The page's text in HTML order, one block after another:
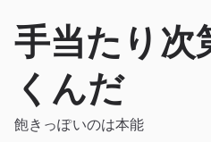
手当たり次
くんだ
飽きっぽいのは本能